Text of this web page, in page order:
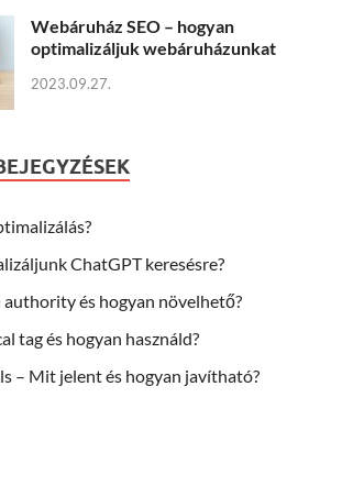
Webáruház SEO – hogyan
optimalizáljuk webáruházunkat
2023.09.27.
ChatGPT keresésre?
authority és hogyan növelhető?
tag és hogyan használd?
– Mit jelent és hogyan javítható?